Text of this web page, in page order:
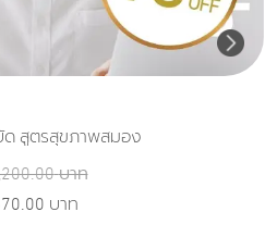
ด สูตรสุขภาพสมอง
บาท
บาท